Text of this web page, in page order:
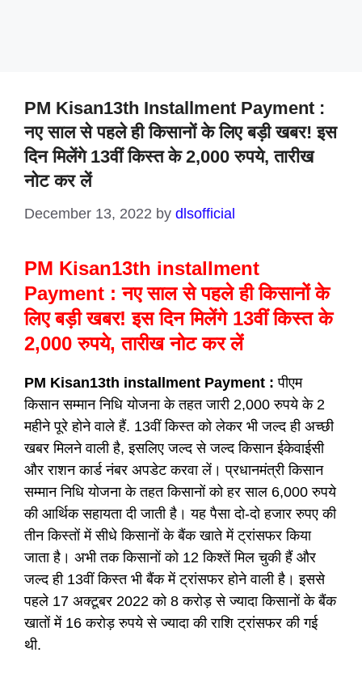
PM Kisan13th Installment Payment :
नए साल से पहले ही किसानों के लिए बड़ी खबर! इस
दिन मिलेंगे 13वीं किस्त के 2,000 रुपये, तारीख
नोट कर लें
December 13, 2022 by dlsofficial
PM Kisan13th installment
Payment : नए साल से पहले ही किसानों के
लिए बड़ी खबर! इस दिन मिलेंगे 13वीं किस्त के
2,000 रुपये, तारीख नोट कर लें
PM Kisan13th installment Payment :पीएम
किसान सम्मान निधि योजना के तहत जारी 2,000 रुपये के 2
महीने पूरे होने वाले हैं. 13वीं किस्त को लेकर भी जल्द ही अच्छी
खबर मिलने वाली है, इसलिए जल्द से जल्द किसान ईकेवाईसी
और राशन कार्ड नंबर अपडेट करवा लें।प्रधानमंत्री किसान
सम्मान निधि योजना के तहत किसानों को हर साल 6,000 रुपये
की आर्थिक सहायता दी जाती है। यह पैसा दो-दो हजार रुपए की
तीन किस्तों में सीधे किसानों के बैंक खाते में ट्रांसफर किया
जाता है। अभी तक किसानों को 12 किश्तें मिल चुकी हैं और
जल्द ही 13वीं किस्त भी बैंक में ट्रांसफर होने वाली है। इससे
पहले 17 अक्टूबर 2022 को 8 करोड़ से ज्यादा किसानों के बैंक
खातों में 16 करोड़ रुपये से ज्यादा की राशि ट्रांसफर की गई
थी.